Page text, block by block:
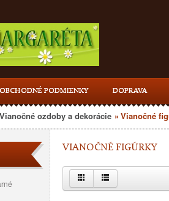
OBCHODNÉ PODMIENKY DOPRAVA
Vianočné ozdoby a dekorácie » Vianočné
VIANOČNÉ FIGÚRKY